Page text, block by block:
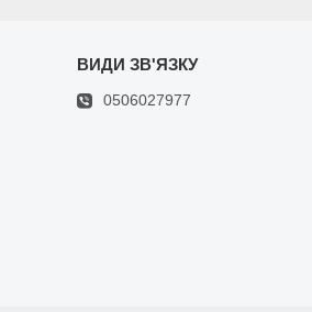
0506027977